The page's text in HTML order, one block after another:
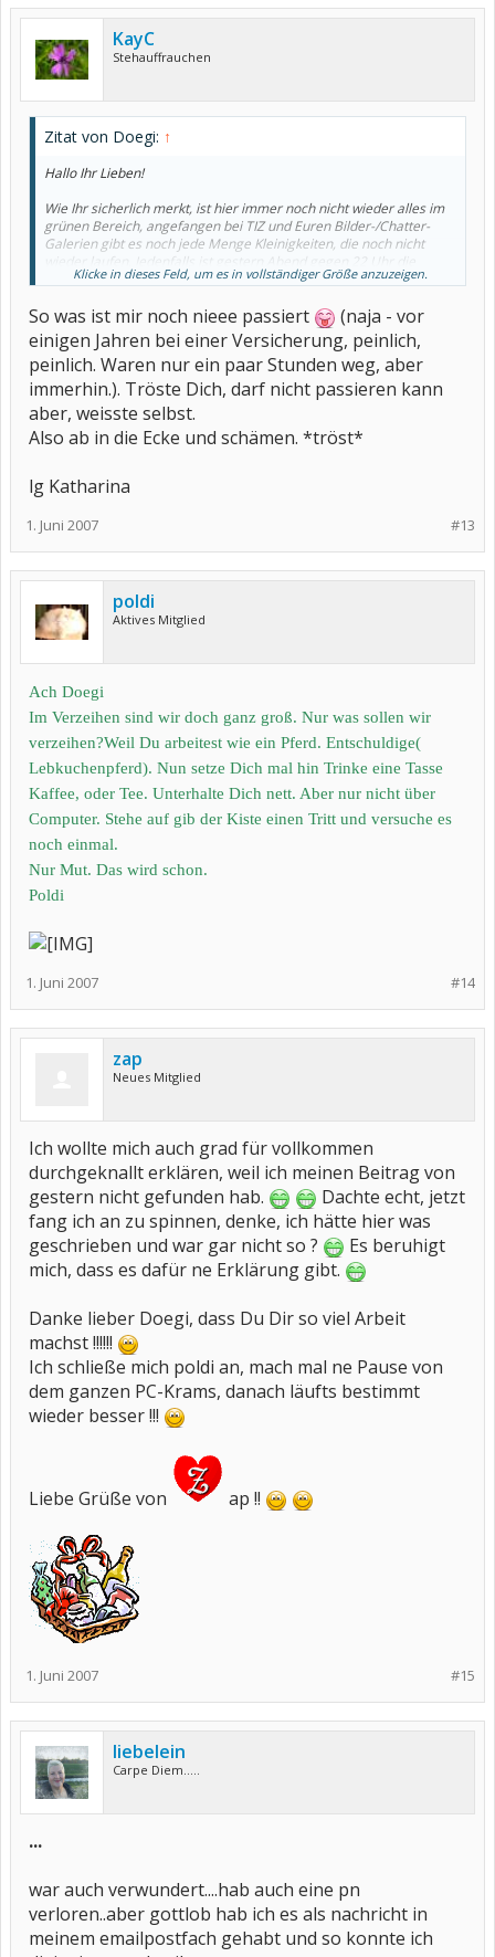
KayC
Stehauffrauchen
Zitat von Doegi: ↑
Hallo Ihr Lieben!
Wie Ihr sicherlich merkt, ist hier immer noch nicht wieder alles im
grünen Bereich, angefangen bei TIZ und Euren Bilder-/Chatter-
Galerien gibt es noch jede Menge Kleinigkeiten, die noch nicht
wieder laufen. Jedenfalls ist gestern Abend gegen 22 Uhr die
Datenbank des Forums abgestürzt - die Leute im Chat zu dieser
Ich habe bis spät in die Nacht versucht, die Datenbank zum Laufen
zu bewegen - leider erfolglos. Mir blieb nichts anderes übrig, als
das letzte Backup einzuspielen, das, wie Pumpkin treffend bemerkt
hat, von vor den Wartungsarbeiten stammt. Leider bedeutet das
allerdings auch, daß die Beiträge der letzten 1,5 Tage nicht wieder
herzustellen sind, worüber ich sehr unglücklich bin.
Liebe Grüße
Euer Doegi
Klicke in dieses Feld, um es in vollständiger Größe anzuzeigen.
So was ist mir noch nieee passiert
(naja - vor
einigen Jahren bei einer Versicherung, peinlich,
peinlich. Waren nur ein paar Stunden weg, aber
immerhin.). Tröste Dich, darf nicht passieren kann
aber, weisste selbst.
Also ab in die Ecke und schämen. *tröst*
lg Katharina
#13
1. Juni 2007
poldi
Aktives Mitglied
Ach Doegi
Im Verzeihen sind wir doch ganz groß. Nur was sollen wir
verzeihen?Weil Du arbeitest wie ein Pferd. Entschuldige(
Lebkuchenpferd). Nun setze Dich mal hin Trinke eine Tasse
Kaffee, oder Tee. Unterhalte Dich nett. Aber nur nicht über
Computer. Stehe auf gib der Kiste einen Tritt und versuche es
noch einmal.
Nur Mut. Das wird schon.
Poldi
#14
1. Juni 2007
zap
Neues Mitglied
Ich wollte mich auch grad für vollkommen
durchgeknallt erklären, weil ich meinen Beitrag von
gestern nicht gefunden hab.
Dachte echt, jetzt
fang ich an zu spinnen, denke, ich hätte hier was
geschrieben und war gar nicht so ?
Es beruhigt
mich, dass es dafür ne Erklärung gibt.
Danke lieber Doegi, dass Du Dir so viel Arbeit
machst !!!!!!
Ich schließe mich poldi an, mach mal ne Pause von
dem ganzen PC-Krams, danach läufts bestimmt
wieder besser !!!
Liebe Grüße von ap !!
#15
1. Juni 2007
liebelein
Carpe Diem.....
...
war auch verwundert....hab auch eine pn
verloren..aber gottlob hab ich es als nachricht in
meinem emailpostfach gehabt und so konnte ich